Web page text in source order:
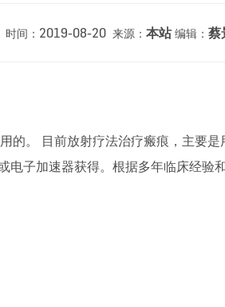
时间： 2019-08-20 来源： 本站 编辑： 蔡
的。
目前放射疗法治疗瘢痕，主要是
电子加速器获得。根据多年临床经验